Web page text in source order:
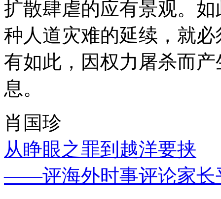
扩散肆虐的应有景观。
种人道灾难的延续，就
有如此，因权力屠杀而
息。
肖国珍
从睁眼之罪到越洋要挟
——评海外时事评论家长